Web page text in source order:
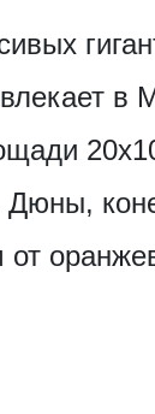
в
Дюны,